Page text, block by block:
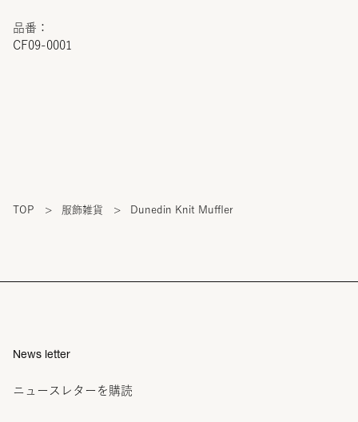
品番：
CF09-0001
TOP > 服飾雑貨 > Dunedin Knit Muffler
News letter
ニュースレターを購読